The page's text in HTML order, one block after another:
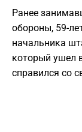
Ранее
обороны, 59-
начальника
который ушел
справился со